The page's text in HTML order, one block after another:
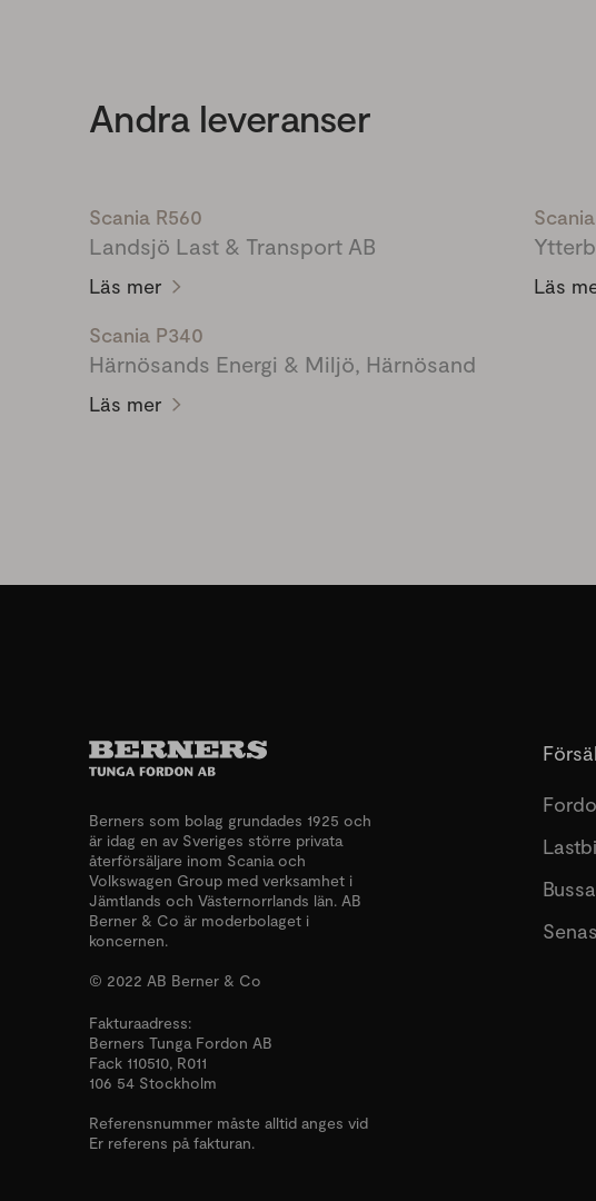
Andra leveranser
Scania R560
Landsjö Last & Transport AB
Läs mer
Läs
Scania P340
Härnösands Energi & Miljö, Härnösand
Läs mer
Berners som bolag grundades 1925 och
är idag en av Sveriges större privata
återförsäljare inom Scania och
Volkswagen Group med verksamhet i
Jämtlands och Västernorrlands län. AB
Berner & Co är moderbolaget i
koncernen.
© 2022 AB Berner & Co
Fakturaadress:
Berners Tunga Fordon AB
Fack 110510, R011
106 54 Stockholm
Referensnummer måste alltid anges vid
Er referens på fakturan.